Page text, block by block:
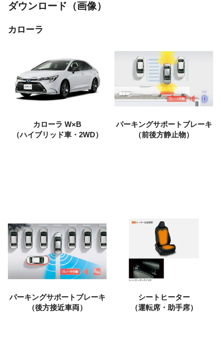
ダウンロード（画像）
カローラ
カローラ W×B
（ハイブリッド車・2WD）
パーキングサポートブレーキ
（前後方静止物）
パーキングサポートブレーキ
（後方接近車両）
シートヒーター
（運転席・助手席）